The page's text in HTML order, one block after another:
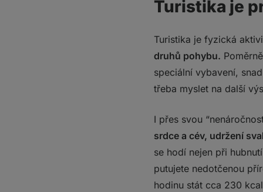
Turistika je
Turistika je fyzická
druhů pohybu.
speciální vybavení,
třeba myslet na další
I přes svou
srdce a cév, udržení
se hodí nejen při
putujete nedotčenou
hodinu stát cca 230